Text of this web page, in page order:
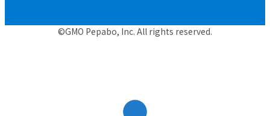
©GMO Pepabo, Inc. All rights reserved.